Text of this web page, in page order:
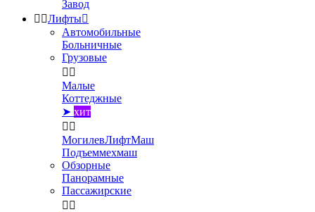
Завод
 Лифты
Автомобильные
Больничные
Грузовые
 
Малые
Коттеджные
➤ хит
 
МогилевЛифтМаш
Подъеммехмаш
Обзорные
Панорамные
Пассажирские
 